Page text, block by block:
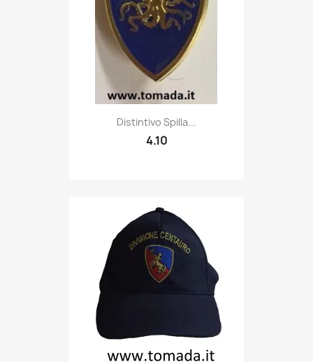
Quick view
Distintivo Spilla...
4.10